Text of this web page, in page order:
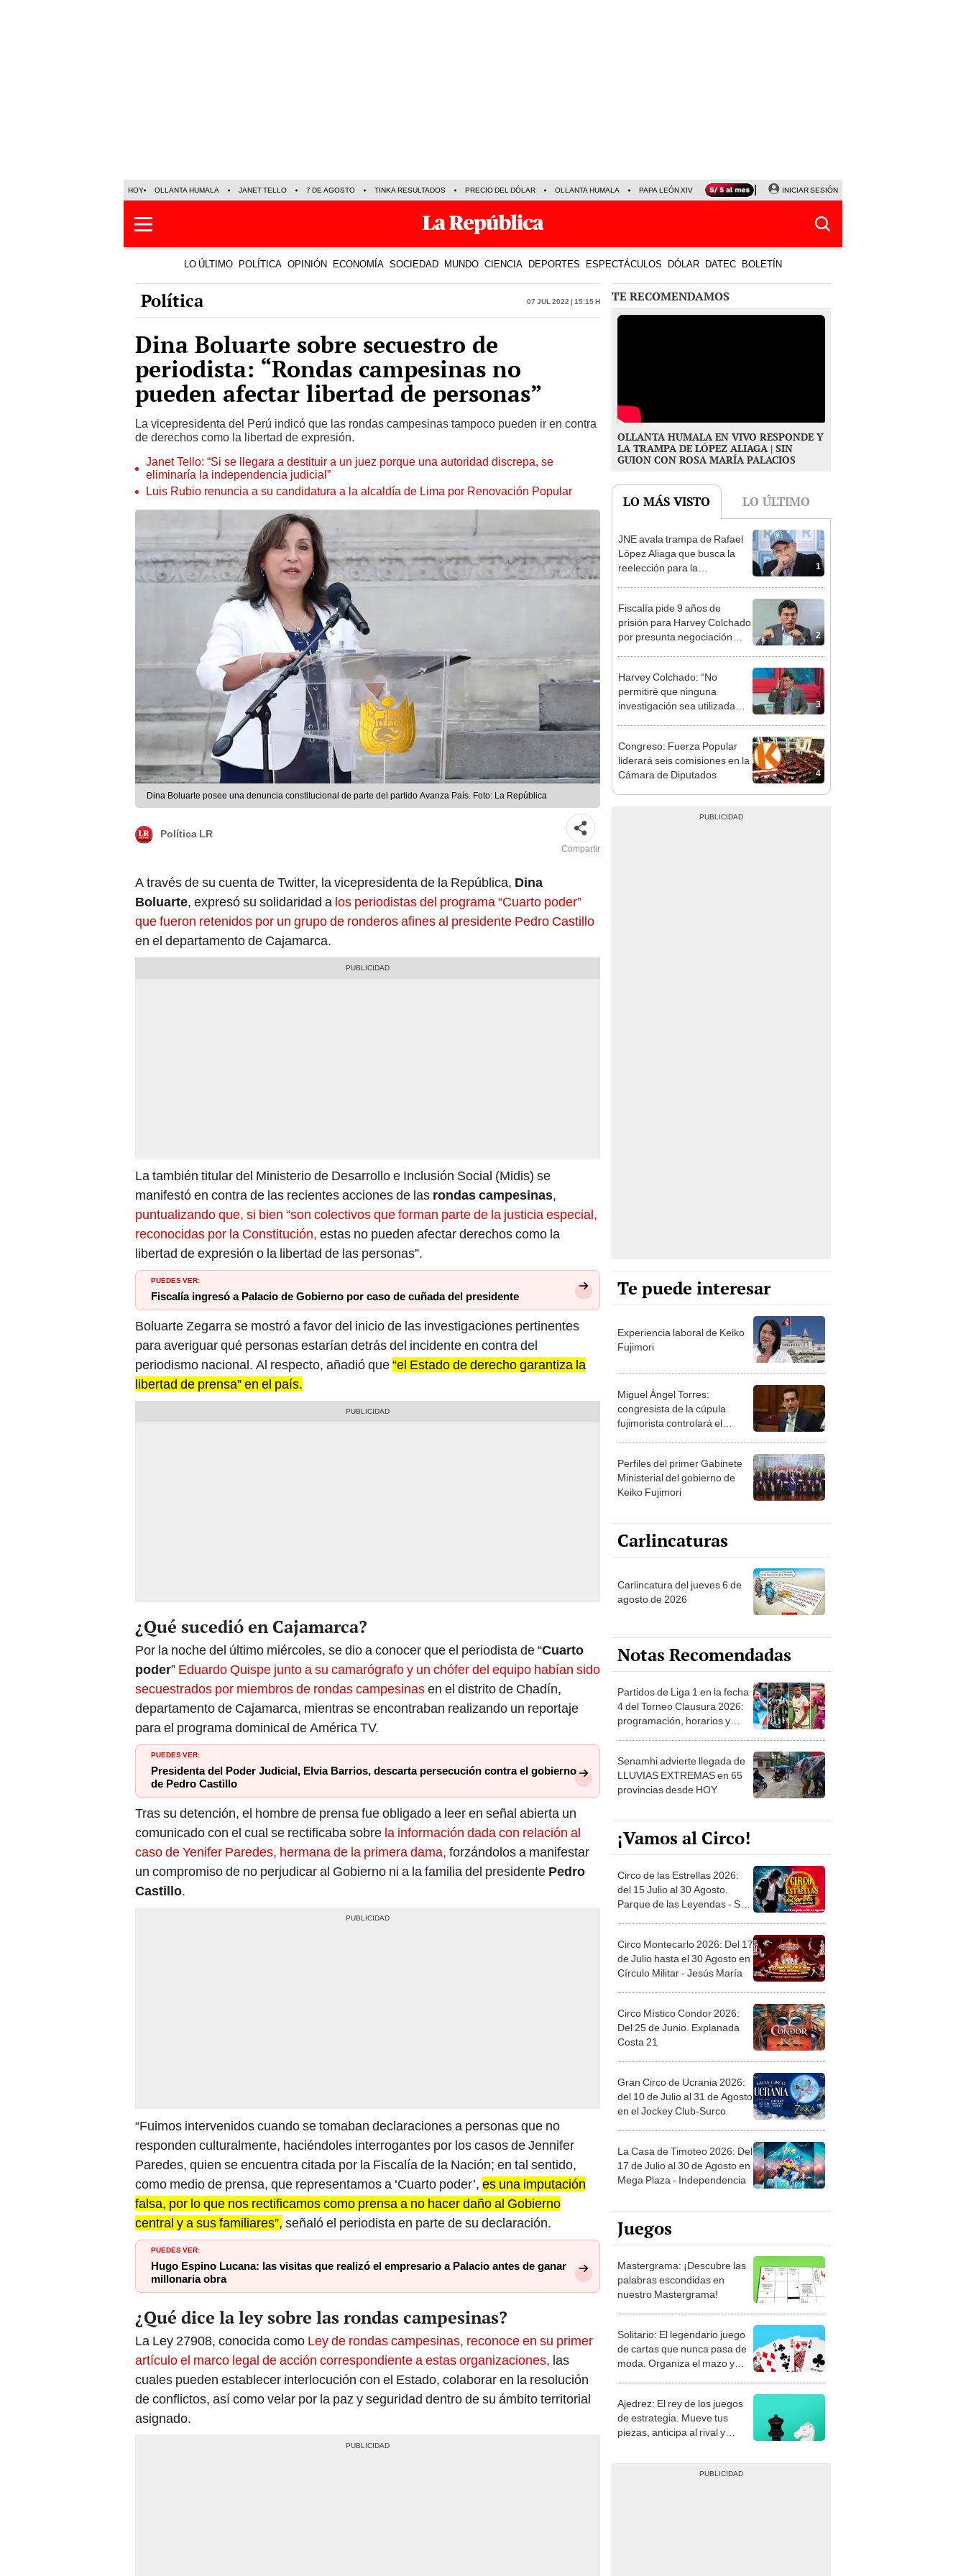
HOY OLLANTA HUMALA JANET TELLO 7 DE AGOSTO TINKA RESULTADOS PRECIO DEL DÓLAR OLLANTA HUMALA PAPA LEÓN XIV NALDY SALDAÑA LA BELLA LUZ
INICIAR SESIÓN
LO ÚLTIMO POLÍTICA OPINIÓN ECONOMÍA SOCIEDAD MUNDO CIENCIA DEPORTES ESPECTÁCULOS DÓLAR DATEC BOLETÍN
Política 07 Jul 2022 | 15:15 h
Dina Boluarte sobre secuestro de
periodista: “Rondas campesinas no
pueden afectar libertad de personas”
La vicepresidenta del Perú indicó que las rondas campesinas tampoco pueden ir en contra
de derechos como la libertad de expresión.
Janet Tello: “Si se llegara a destituir a un juez porque una autoridad discrepa, se
eliminaría la independencia judicial”
Luis Rubio renuncia a su candidatura a la alcaldía de Lima por Renovación Popular
Dina Boluarte posee una denuncia constitucional de parte del partido Avanza País. Foto: La República
Política LR
Compartir
A través de su cuenta de Twitter, la vicepresidenta de la República, Dina
Boluarte, expresó su solidaridad a los periodistas del programa “Cuarto poder”
que fueron retenidos por un grupo de ronderos afines al presidente Pedro Castillo
en el departamento de Cajamarca.
La también titular del Ministerio de Desarrollo e Inclusión Social (Midis) se
manifestó en contra de las recientes acciones de las rondas campesinas,
puntualizando que, si bien “son colectivos que forman parte de la justicia especial,
reconocidas por la Constitución, estas no pueden afectar derechos como la
libertad de expresión o la libertad de las personas”.
PUEDES VER:
Fiscalía ingresó a Palacio de Gobierno por caso de cuñada del presidente
Boluarte Zegarra se mostró a favor del inicio de las investigaciones pertinentes
para averiguar qué personas estarían detrás del incidente en contra del
periodismo nacional. Al respecto, añadió que“el Estado de derecho garantiza la
libertad de prensa” en el país.
¿Qué sucedió en Cajamarca?
Por la noche del último miércoles, se dio a conocer que el periodista de “Cuarto
poder” Eduardo Quispe junto a su camarógrafo y un chófer del equipo habían sido
secuestrados por miembros de rondas campesinasen el distrito de Chadín,
departamento de Cajamarca, mientras se encontraban realizando un reportaje
para el programa dominical de América TV.
PUEDES VER:
Presidenta del Poder Judicial, Elvia Barrios, descarta persecución contra el gobierno
de Pedro Castillo
Tras su detención, el hombre de prensa fue obligado a leer en señal abierta un
comunicado con el cual se rectificaba sobre la información dada con relación al
caso de Yenifer Paredes, hermana de la primera dama, forzándolos a manifestar
un compromiso de no perjudicar al Gobierno ni a la familia del presidente Pedro
Castillo.
“Fuimos intervenidos cuando se tomaban declaraciones a personas que no
responden culturalmente, haciéndoles interrogantes por los casos de Jennifer
Paredes, quien se encuentra citada por la Fiscalía de la Nación; en tal sentido,
como medio de prensa, que representamos a ‘Cuarto poder’, es una imputación
falsa, por lo que nos rectificamos como prensa a no hacer daño al Gobierno
central y a sus familiares”, señaló el periodista en parte de su declaración.
PUEDES VER:
Hugo Espino Lucana: las visitas que realizó el empresario a Palacio antes de ganar
millonaria obra
¿Qué dice la ley sobre las rondas campesinas?
La Ley 27908, conocida como Ley de rondas campesinas, reconoce en su primer
artículo el marco legal de acción correspondiente a estas organizaciones, las
cuales pueden establecer interlocución con el Estado, colaborar en la resolución
de conflictos, así como velar por la paz y seguridad dentro de su ámbito territorial
asignado.
TE RECOMENDAMOS
OLLANTA HUMALA EN VIVO RESPONDE Y
LA TRAMPA DE LÓPEZ ALIAGA | SIN
GUION CON ROSA MARÍA PALACIOS
LO MÁS VISTO LO ÚLTIMO
1
JNE avala trampa de Rafael
López Aliaga que busca la
reelección para la
2
Fiscalía pide 9 años de
prisión para Harvey Colchado
por presunta negociación
3
Harvey Colchado: “No
permitiré que ninguna
investigación sea utilizada
4
Congreso: Fuerza Popular
liderará seis comisiones en la
Cámara de Diputados
Te puede interesar
Experiencia laboral de Keiko
Fujimori
Miguel Ángel Torres:
congresista de la cúpula
fujimorista controlará el
Perfiles del primer Gabinete
Ministerial del gobierno de
Keiko Fujimori
Carlincaturas
Carlincatura del jueves 6 de
agosto de 2026
Notas Recomendadas
Partidos de Liga 1 en la fecha
4 del Torneo Clausura 2026:
programación, horarios y
Senamhi advierte llegada de
LLUVIAS EXTREMAS en 65
provincias desde HOY
¡Vamos al Circo!
Circo de las Estrellas 2026:
del 15 Julio al 30 Agosto.
Parque de las Leyendas - San
Circo Montecarlo 2026: Del 17
de Julio hasta el 30 Agosto en
Círculo Militar - Jesús María
Circo Místico Condor 2026:
Del 25 de Junio. Explanada
Costa 21
Gran Circo de Ucrania 2026:
del 10 de Julio al 31 de Agosto
en el Jockey Club-Surco
La Casa de Timoteo 2026: Del
17 de Julio al 30 de Agosto en
Mega Plaza - Independencia
Juegos
Mastergrama: ¡Descubre las
palabras escondidas en
nuestro Mastergrama!
Solitario: El legendario juego
de cartas que nunca pasa de
moda. Organiza el mazo y
Ajedrez: El rey de los juegos
de estrategia. Mueve tus
piezas, anticipa al rival y